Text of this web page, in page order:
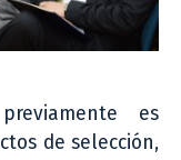
es
de selección,